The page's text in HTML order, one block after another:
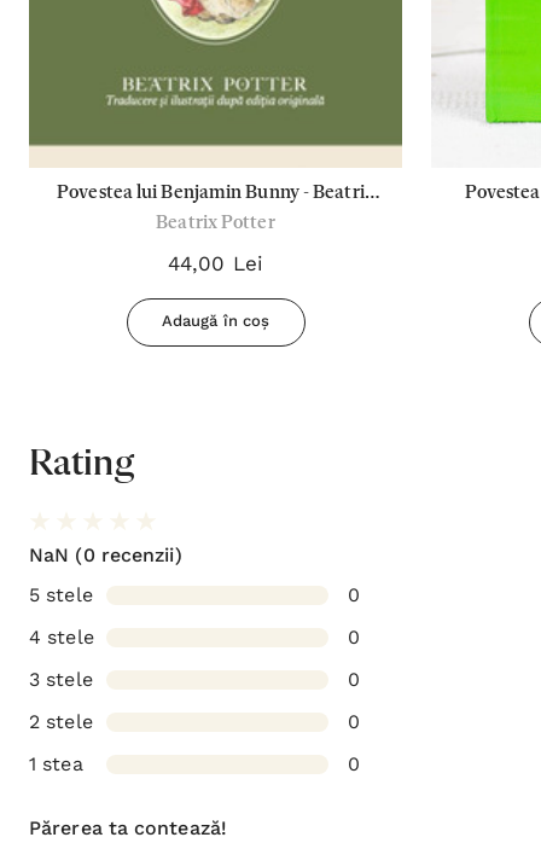
Povestea lui Benjamin Bunny - Beatrix
Potter
Beatrix Potter
44,00 Lei
Adaugă în coș
Rating
NaN (0 recenzii)
5 stele
0
4 stele
0
3 stele
0
2 stele
0
1 stea
0
Părerea ta contează!